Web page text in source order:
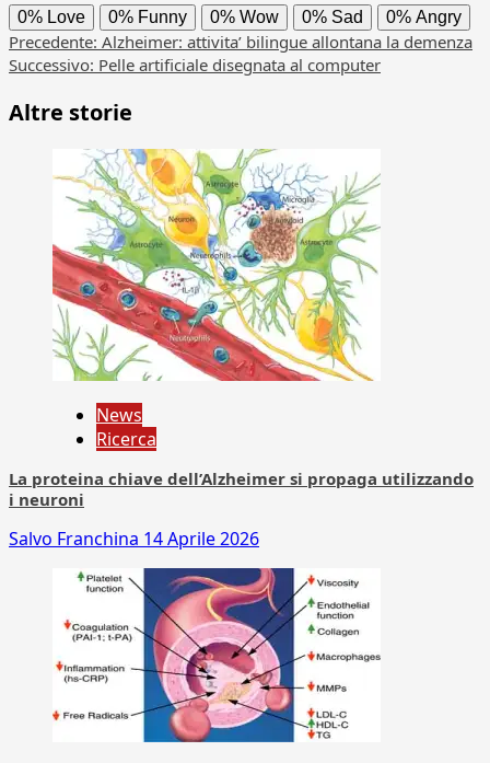
0% Love 0% Funny 0% Wow 0% Sad 0% Angry
Navigazione
articolo
Precedente: Alzheimer: attivita’ bilingue allontana la demenza
Successivo: Pelle artificiale disegnata al computer
Altre storie
News
Ricerca
La proteina chiave dell’Alzheimer si propaga utilizzando
i neuroni
Salvo Franchina 14 Aprile 2026